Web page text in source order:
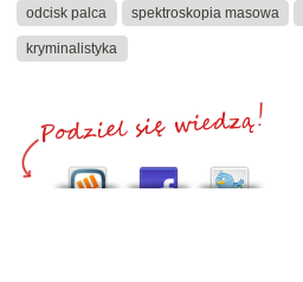
odcisk palca spektroskopia masowa
kryminalistyka